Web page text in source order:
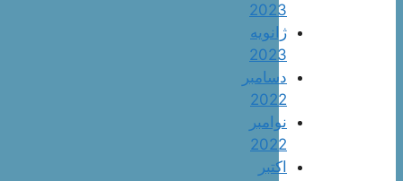
2023
ژانویه
2023
دسامبر
2022
نوامبر
2022
اکتبر